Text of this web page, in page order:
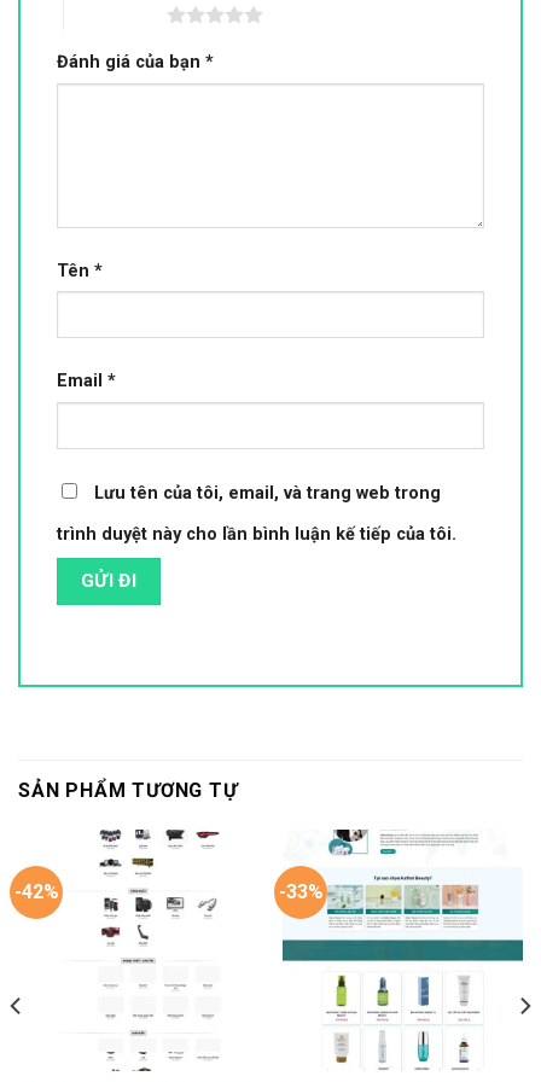
Đánh giá của bạn *
Tên *
Email *
Lưu tên của tôi, email, và trang web trong
trình duyệt này cho lần bình luận kế tiếp của tôi.
SẢN PHẨM TƯƠNG TỰ
-42% -33%